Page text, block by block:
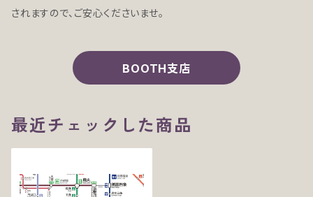
されますので、ご安心くださいませ。
BOOTH支店
最近チェックした商品